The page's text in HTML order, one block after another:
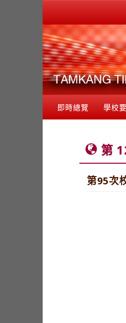
即時總覽 學校
第
第95次